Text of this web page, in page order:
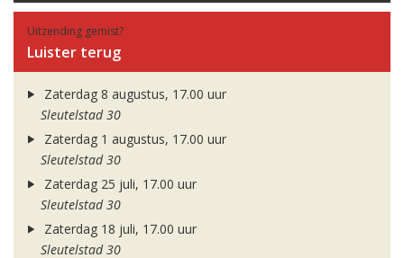
Uitzending gemist?
Luister terug
Zaterdag 8 augustus, 17.00 uur
Sleutelstad 30
Zaterdag 1 augustus, 17.00 uur
Sleutelstad 30
Zaterdag 25 juli, 17.00 uur
Sleutelstad 30
Zaterdag 18 juli, 17.00 uur
Sleutelstad 30